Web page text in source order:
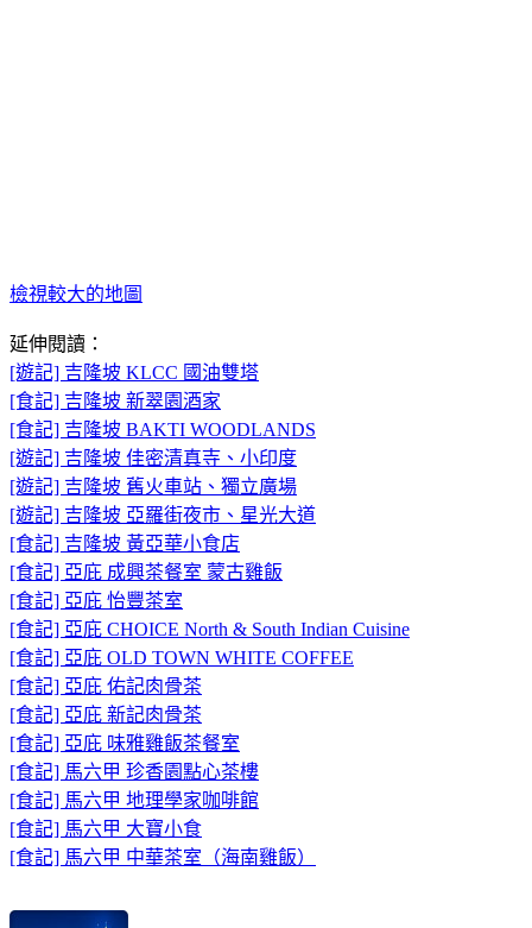
檢視較大的地圖
延伸閱讀：
[遊記] 吉隆坡 KLCC 國油雙塔
[食記] 吉隆坡 新翠園酒家
[食記] 吉隆坡 BAKTI WOODLANDS
[遊記] 吉隆坡 佳密清真寺、小印度
[遊記] 吉隆坡 舊火車站、獨立廣場
[遊記] 吉隆坡 亞羅街夜市、星光大道
[食記] 吉隆坡 黃亞華小食店
[食記] 亞庇 成興茶餐室 蒙古雞飯
[食記] 亞庇 怡豐茶室
[食記] 亞庇 CHOICE North & South Indian Cuisine
[食記] 亞庇 OLD TOWN WHITE COFFEE
[食記] 亞庇 佑記肉骨茶
[食記] 亞庇 新記肉骨茶
[食記] 亞庇 味雅雞飯茶餐室
[食記] 馬六甲 珍香園點心茶樓
[食記] 馬六甲 地理學家咖啡館
[食記] 馬六甲 大寶小食
[食記] 馬六甲 中華茶室（海南雞飯）